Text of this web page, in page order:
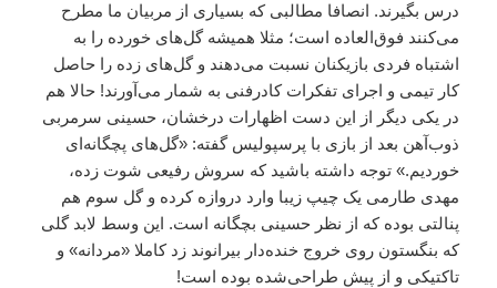
درس بگیرند. انصافا مطالبی که بسیاری از مربیان ما مطرح
می‌کنند فوق‌العاده است؛ مثلا همیشه گل‌های خورده را به
اشتباه فردی بازیکنان نسبت می‌دهند و گل‌های زده را حاصل
کار تیمی و اجرای تفکرات کادرفنی به شمار می‌آورند! حالا هم
در یکی دیگر از این دست اظهارات درخشان، حسینی سرمربی
ذوب‌آهن بعد از بازی با پرسپولیس گفته: «گل‌های پچگانه‌ای
خوردیم.» توجه داشته باشید که سروش رفیعی شوت زده،
مهدی طارمی یک چیپ زیبا وارد دروازه کرده و گل سوم هم
پنالتی بوده که از نظر حسینی بچگانه است. این وسط لابد گلی
که بنگستون روی خروج خنده‌دار بیرانوند زد کاملا «مردانه» و
تاکتیکی و از پیش طراحی‌شده بوده است!